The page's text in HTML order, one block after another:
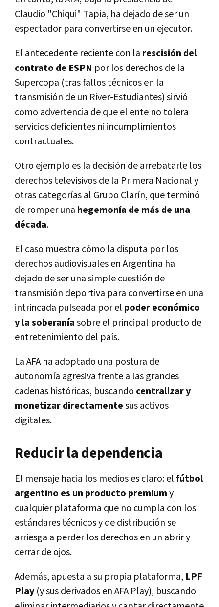
Claudio "Chiqui" Tapia, ha dejado de ser un
espectador para convertirse en un ejecutor.
El antecedente reciente con la rescisión del
contrato de ESPN por los derechos de la
Supercopa (tras fallos técnicos en la
transmisión de un River-Estudiantes) sirvió
como advertencia de que el ente no tolera
servicios deficientes ni incumplimientos
contractuales.
Otro ejemplo es la decisión de arrebatarle los
derechos televisivos de la Primera Nacional y
otras categorías al Grupo Clarín, que terminó
de romper una hegemonía de más de una
década.
El caso muestra cómo la disputa por los
derechos audiovisuales en Argentina ha
dejado de ser una simple cuestión de
transmisión deportiva para convertirse en una
intrincada pulseada por el poder económico
y la soberaníasobre el principal producto de
entretenimiento del país.
La AFA ha adoptado una postura de
autonomía agresiva frente a las grandes
cadenas históricas, buscando centralizar y
monetizar directamentesus activos
digitales.
Reducir la dependencia
El mensaje hacia los medios es claro: elfútbol
argentino es un producto premiumy
cualquier plataforma que no cumpla con los
estándares técnicos y de distribución se
arriesga a perder los derechos en un abrir y
cerrar de ojos.
Además, apuesta a su propia plataforma, LPF
Play (y sus derivados en AFA Play), buscando